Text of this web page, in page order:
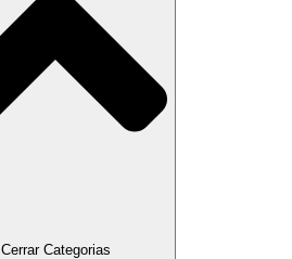
Cerrar Categorias